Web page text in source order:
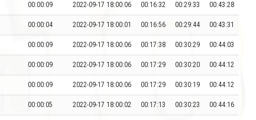
00:00:09 2022-09-17 18:00:06 00:16:32 00:29:33 00:43:28
00:00:04 2022-09-17 18:00:01 00:16:56 00:29:44 00:43:31
00:00:09 2022-09-17 18:00:06 00:17:38 00:30:29 00:44:03
00:00:09 2022-09-17 18:00:06 00:17:29 00:30:20 00:44:12
00:00:09 2022-09-17 18:00:06 00:17:29 00:30:19 00:44:12
00:00:05 2022-09-17 18:00:02 00:17:13 00:30:23 00:44:16